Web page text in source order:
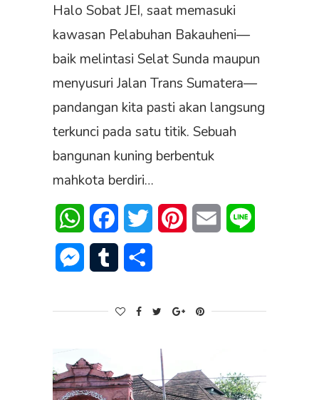
Halo Sobat JEI, saat memasuki
kawasan Pelabuhan Bakauheni—
baik melintasi Selat Sunda maupun
menyusuri Jalan Trans Sumatera—
pandangan kita pasti akan langsung
terkunci pada satu titik. Sebuah
bangunan kuning berbentuk
mahkota berdiri…
WhatsAppFacebookTwitter PinterestEmail
Messenger
Tumblr